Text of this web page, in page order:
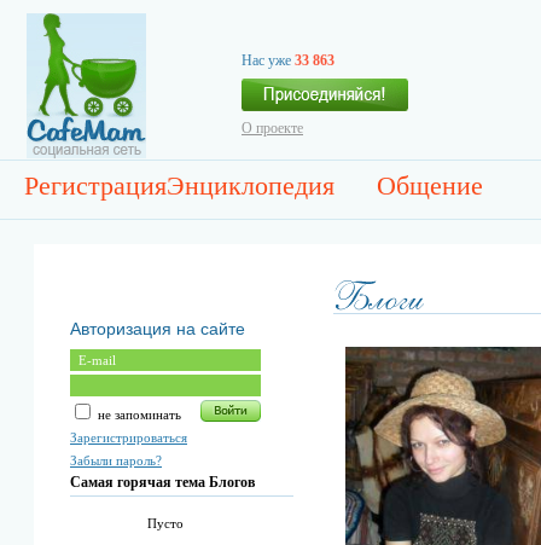
Нас уже 33 863
О проекте
РегистрацияЭнциклопедия Общение
Авторизация на сайте
не запоминать
Зарегистрироваться
Забыли пароль?
Самая горячая тема Блогов
Пусто